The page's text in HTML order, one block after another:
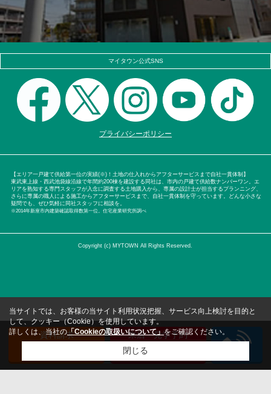
マイタウン公式SNS
プライバシーポリシー
【エリア一戸建て供給第一位の実績(※)！土地の仕入れからアフターサービスまで自社一貫体制】
東武東上線・西武池袋線沿線で年間約200棟を建設する同社は、市内の戸建て供給数ナンバーワン。エ
リアを熟知する専門スタッフが入念に調査する土地購入から、専属の設計士が担当するプランニング、
さらに専属の職人による施工からアフターサービスまで、自社一貫体制を守っています。どんな小さな
疑問でも、ぜひ気軽に同社スタッフに相談を。
※2014年新座市内建築確認取得数第一位。住宅産業研究所調べ
Copyright (c) MYTOWN All Rights Reserved.
資料請求
来店・見学予約
（無料）
当サイトでは、お客様の当サイト利用状況把握、サービス向上検討を目的と
して、クッキー（Cookie）を使用しています。
詳しくは、当社の「Cookieの取扱いについて」をご確認ください。
閉じる